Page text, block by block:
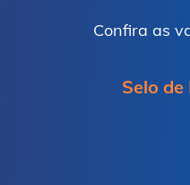
Confira as
Selo